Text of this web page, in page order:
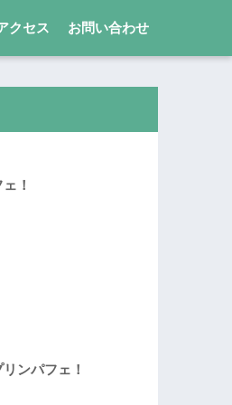
クセス お問い合わせ
！
ンパフェ！